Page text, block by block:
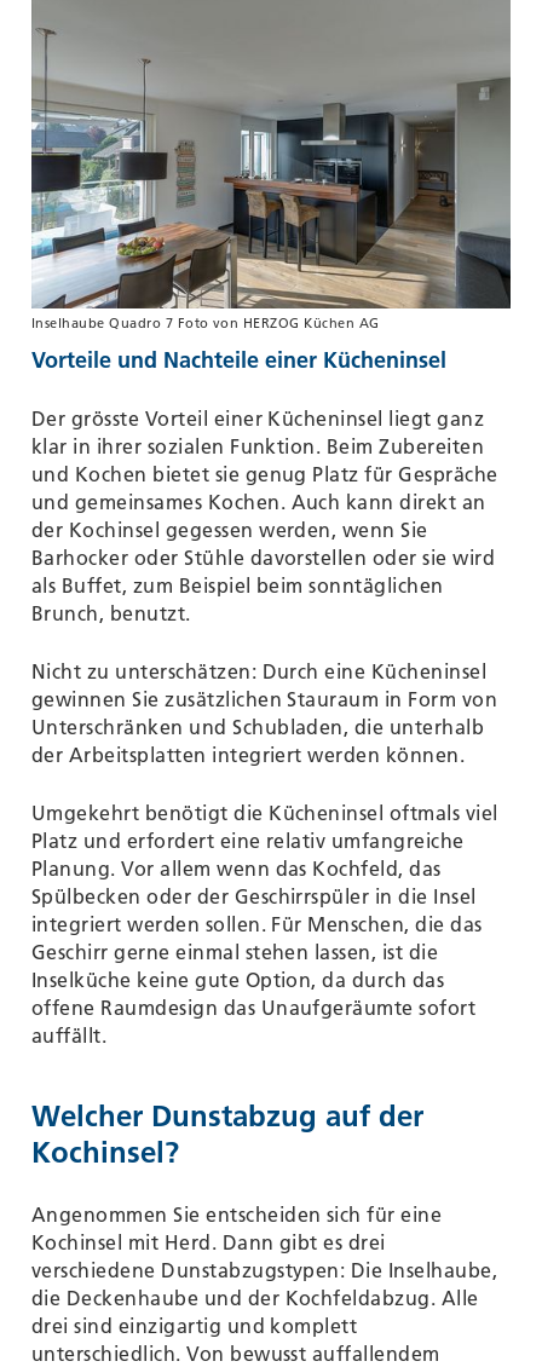
Inselhaube Quadro 7 Foto von HERZOG Küchen AG
Vorteile und Nachteile einer Kücheninsel
Der grösste Vorteil einer Kücheninsel liegt ganz
klar in ihrer sozialen Funktion. Beim Zubereiten
und Kochen bietet sie genug Platz für Gespräche
und gemeinsames Kochen. Auch kann direkt an
der Kochinsel gegessen werden, wenn Sie
Barhocker oder Stühle davorstellen oder sie wird
als Buffet, zum Beispiel beim sonntäglichen
Brunch, benutzt.
Nicht zu unterschätzen: Durch eine Kücheninsel
gewinnen Sie zusätzlichen Stauraum in Form von
Unterschränken und Schubladen, die unterhalb
der Arbeitsplatten integriert werden können.
Umgekehrt benötigt die Kücheninsel oftmals viel
Platz und erfordert eine relativ umfangreiche
Planung. Vor allem wenn das Kochfeld, das
Spülbecken oder der Geschirrspüler in die Insel
integriert werden sollen. Für Menschen, die das
Geschirr gerne einmal stehen lassen, ist die
Inselküche keine gute Option, da durch das
offene Raumdesign das Unaufgeräumte sofort
auffällt.
Welcher Dunstabzug auf der
Kochinsel?
Angenommen Sie entscheiden sich für eine
Kochinsel mit Herd. Dann gibt es drei
verschiedene Dunstabzugstypen: Die Inselhaube,
die Deckenhaube und der Kochfeldabzug. Alle
drei sind einzigartig und komplett
unterschiedlich. Von bewusst auffallendem